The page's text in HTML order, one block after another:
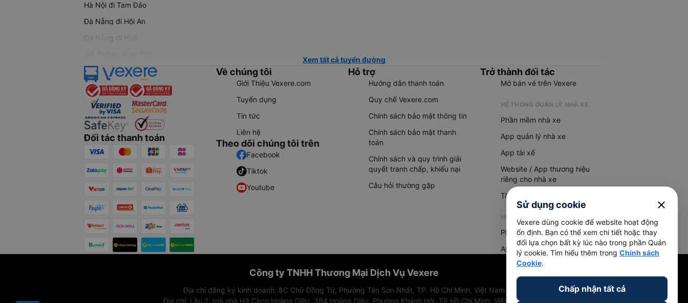
Hà Nội đi Tam Đảo
Đà Nẵng đi Hội An
Đà Nẵng đi Huế
Xem tất cả tuyến đường
Đối tác thanh toán
Về chúng tôi
Giới Thiệu Vexere.com
Tuyển dụng
Tin tức
Liên hệ
Theo dõi chúng tôi trên
Facebook
Tiktok
Youtube
Hỗ trợ
Hướng dẫn thanh toán
Quy chế Vexere.com
Chính sách bảo mật thông tin
Chính sách bảo mật thanh
toán
Chính sách và quy trình giải
quyết tranh chấp, khiếu nại
Câu hỏi thường gặp
Trở thành đối tác
Mở bán vé trên Vexere
HỆ THỐNG QUẢN LÝ NHÀ XE
Phần mềm nhà xe
App quản lý nhà xe
App tài xế
Website / App thương hiệu
riêng cho nhà xe
Tổng đài AI
HỆ THỐNG QUẢN LÝ HÀNG HOÁ
Phần mềm quản lý hàng hoá
App quản lý hàng hoá
Công ty TNHH Thương Mại Dịch Vụ Vexere
Địa chỉ đăng ký kinh doanh: 8C Chữ Đồng Tử, Phường Tân Sơn Nhất, TP. Hồ Chí Minh, Việt Nam
Địa chỉ: Lầu 2, toà nhà H3 Circo Hoàng Diệu, 384 Hoàng Diệu, Phường Khánh Hội, TP Hồ Chí Minh, Việt Nam
Sử dụng cookie close
Vexere dùng cookie để website hoạt động
ổn định. Bạn có thể xem chi tiết hoặc thay
đổi lựa chọn bất kỳ lúc nào trong phần Quản
lý cookie. Tìm hiểu thêm trong Chính sách
Cookie.
Chấp nhận tất cả